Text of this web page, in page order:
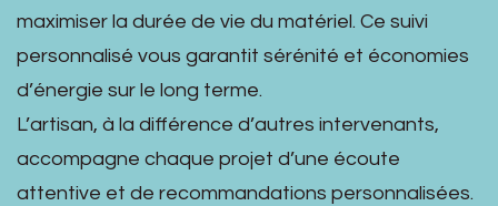
maximiser la durée de vie du matériel. Ce suivi
personnalisé vous garantit sérénité et économies
d’énergie sur le long terme.
L’artisan, à la différence d’autres intervenants,
accompagne chaque projet d’une écoute
attentive et de recommandations personnalisées.